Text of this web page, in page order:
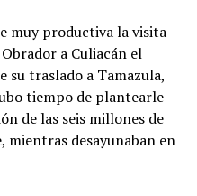
muy productiva la visita
a Culiacán el
su traslado a Tamazula,
tiempo de plantearle
de las seis millones de
mientras desayunaban en